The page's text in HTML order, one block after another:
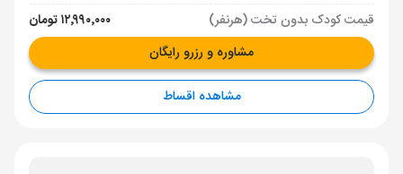
قیمت کودک بدون تخت (هرنفر)
۱۲٬۹۹۰٬۰۰۰ تومان
مشاوره و رزرو رایگان
مشاهده اقساط